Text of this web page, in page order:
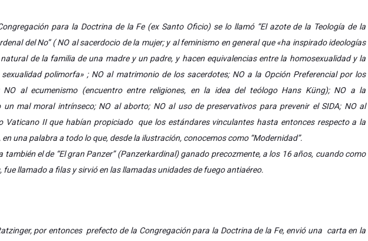
para la Doctrina de la Fe (ex Santo Oficio) se lo llamó “El azote de la Teología de la
del No” ( NO al sacerdocio de la mujer; y al feminismo en general que «ha inspirado ideologías
de la familia de una madre y un padre, y hacen equivalencias entre la homosexualidad y la
polimorfa» ; NO al matrimonio de los sacerdotes; NO a la Opción Preferencial por los
al ecumenismo (encuentro entre religiones, en la idea del teólogo Hans Küng); NO a la
mal moral intrínseco; NO al aborto; NO al uso de preservativos para prevenir el SIDA; NO al
Vaticano II que habían propiciado que los estándares vinculantes hasta entonces respecto a la
una palabra a todo lo que, desde la ilustración, conocemos como “Modernidad”.
también el de “El gran Panzer” (Panzerkardinal) ganado precozmente, a los 16 años, cuando como
llamado a filas y sirvió en las llamadas unidades de fuego antiaéreo.
por entonces prefecto de la Congregación para la Doctrina de la Fe, envió una carta en la